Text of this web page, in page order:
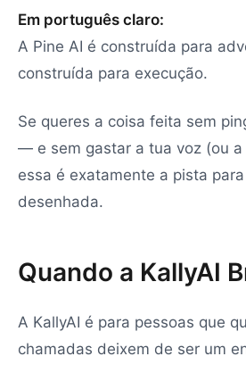
Em português claro:
A Pine AI é construída para
construída para execução.
Se queres a coisa feita sem
— e sem gastar a tua voz (ou
essa é exatamente a pista
desenhada.
Quando a KallyAI
A KallyAI é para pessoas que
chamadas deixem de ser um